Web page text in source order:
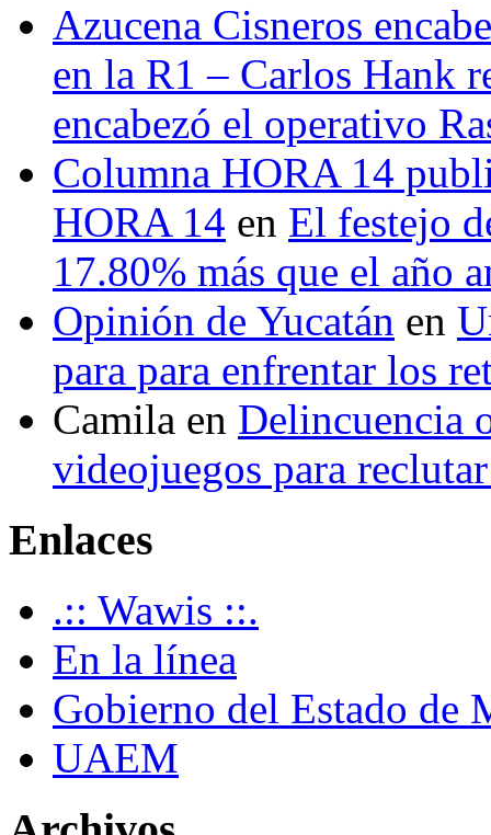
Azucena Cisneros
en la R1 – Carlos Hank
encabezó el operativo
Columna HORA 14
HORA 14 en El festejo
17.80% más que el año
Opinión de Yucatán en
para para enfrentar los
Camila en Delincuencia
videojuegos para
Enlaces
.:: Wawis ::.
En la línea
Gobierno del Estado de
UAEM